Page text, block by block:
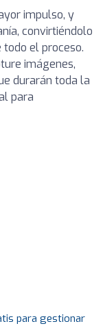
impulso, y
convirtiéndolo
el proceso.
imágenes,
durarán toda la
para
para gestionar